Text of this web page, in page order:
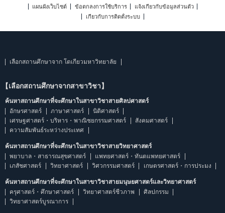
แผนผังเว็บไซต์
ข้อตกลงการใช้บริการ
แจ้งเกี่ยวกับข้อมูลส่วนตัว
เกี่ยวกับการติดตั้งระบบ
เลือกสถานศึกษาจาก โตเกียวมหาวิทยาลัย
【เลือกสถานศึกษาจากสาขาวิชา】
ค้นหาสถานศึกษาที่จะศึกษาในสาขาวิชาสายศิลปศาสตร์
อักษรศาสตร์
ภาษาศาสตร์
นิติศาสตร์
เศรษฐศาสตร์・บริหาร・พาณิชยกรรมศาสตร์
สังคมศาสตร์
ความสัมพันธ์ระหว่างประเทศ
ค้นหาสถานศึกษาที่จะศึกษาในสาขาวิชาสายวิทยาศาสตร์
พยาบาล・สาธารณสุขศาสตร์
แพทยศาสตร์・ทันตแพทยศาสตร์
เภสัชศาสตร์
วิทยาศาสตร์ วิศวกรรมศาสตร์ เกษตรศาสตร์・การประมง
ค้นหาสถานศึกษาที่จะศึกษาในสาขาวิชาสายมนุษยศาสตร์และวิทยาศาสตร์
ครุศาสตร์・ศึกษาศาสตร์
วิทยาศาสตร์ชีวภาพ
ศิลปกรรม
วิทยาศาสตร์บูรณาการ